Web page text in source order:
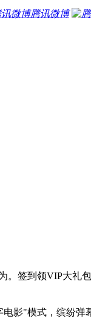
腾讯微博
。签到领VIP大
影"模式，缤纷